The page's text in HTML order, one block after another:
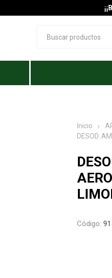
Inicio
DESOD.
Código: